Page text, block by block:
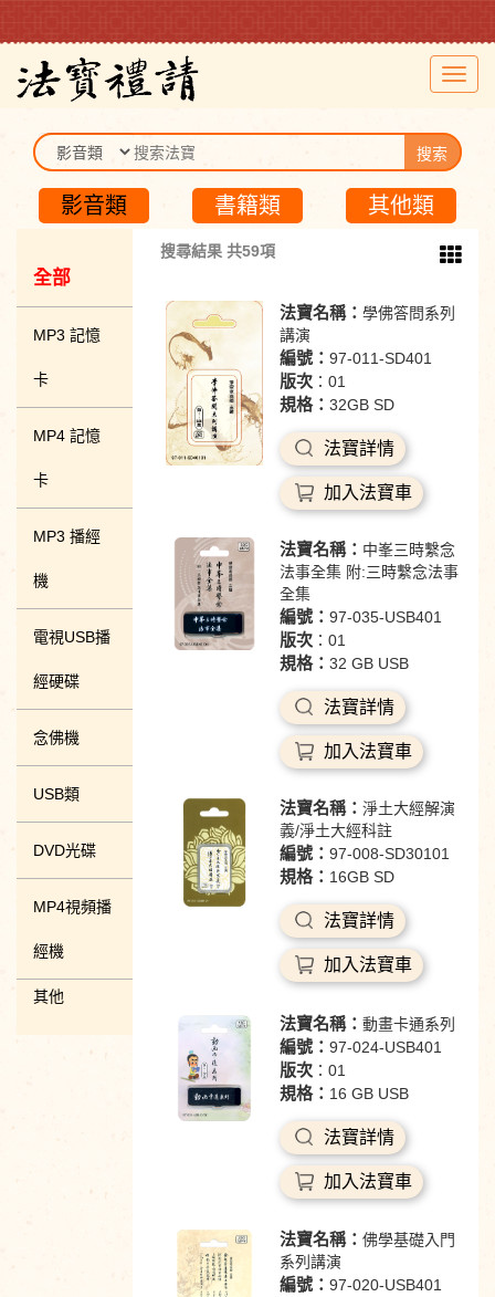
搜索
影音類 書籍類 其他類
全部
MP3 記憶
卡
MP4 記憶
卡
MP3 播經
機
電視USB播
經硬碟
念佛機
USB類
DVD光碟
MP4視頻播
經機
其他
搜尋結果 共59項
法寶名稱： 學佛答問系列
講演
編號： 97-011-SD401
版次：01
規格： 32GB SD
法寶詳情
加入法寶車
法寶名稱： 中峯三時繫念
法事全集 附:三時繫念法事
全集
編號： 97-035-USB401
版次：01
規格： 32 GB USB
法寶詳情
加入法寶車
法寶名稱： 淨土大經解演
義/淨土大經科註
編號： 97-008-SD30101
規格： 16GB SD
法寶詳情
加入法寶車
法寶名稱： 動畫卡通系列
編號： 97-024-USB401
版次：01
規格： 16 GB USB
法寶詳情
加入法寶車
法寶名稱： 佛學基礎入門
系列講演
編號： 97-020-USB401